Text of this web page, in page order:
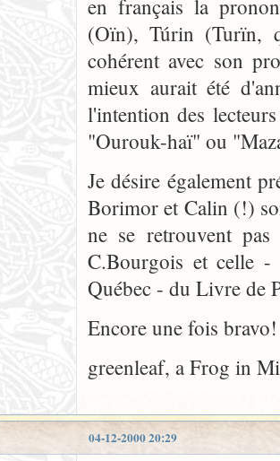
en français la
(Oïn), Túrin (Turïn,
cohérent avec son
mieux aurait été
l'intention des
"Ourouk-haï" ou
Je désire également
Borimor et Calin (!)
ne se retrouvent
C.Bourgois et celle
Québec - du Livre de
Encore une fois
greenleaf, a Frog in
04-12-2000 20:29